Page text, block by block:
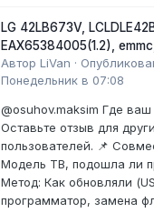
LG 42LB673V,
EAX65384005(1.2),
АвторLiVan ·
Понедельник в 07:08
@osuhov.maksim Где ваш
Оставьте отзыв для
пользователей. 📌
Модель ТВ, подошла ли
Метод: Как обновляли
программатор, замена